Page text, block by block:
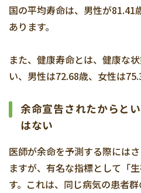
国の平均寿命は、男性が81.41
あります。
また、健康寿命とは、健康な
い、男性は72.68歳、女性は
余命宣告されたからと
はない
医師が余命を予測する際には
ますが、有名な指標として「
す。これは、同じ病気の患者